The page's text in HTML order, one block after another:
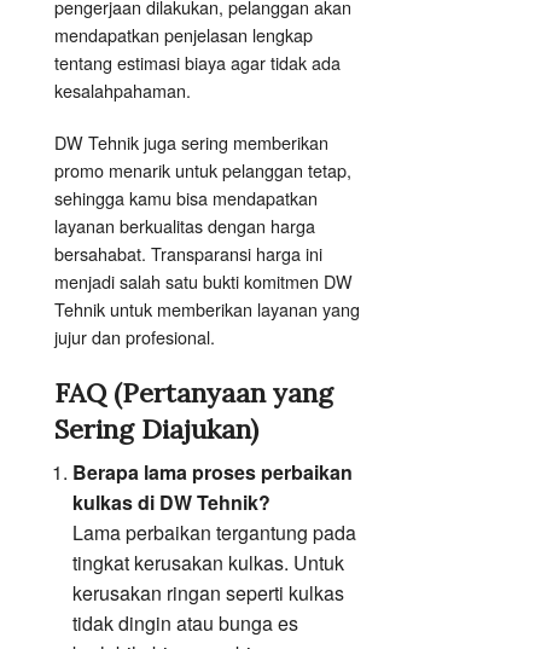
pengerjaan dilakukan, pelanggan akan
mendapatkan penjelasan lengkap
tentang estimasi biaya agar tidak ada
kesalahpahaman.
DW Tehnik juga sering memberikan
promo menarik untuk pelanggan tetap,
sehingga kamu bisa mendapatkan
layanan berkualitas dengan harga
bersahabat. Transparansi harga ini
menjadi salah satu bukti komitmen DW
Tehnik untuk memberikan layanan yang
jujur dan profesional.
FAQ (Pertanyaan yang
Sering Diajukan)
Berapa lama proses perbaikan
kulkas di DW Tehnik?
Lama perbaikan tergantung pada
tingkat kerusakan kulkas. Untuk
kerusakan ringan seperti kulkas
tidak dingin atau bunga es